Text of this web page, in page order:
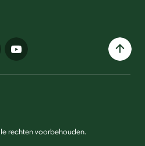
rechten voorbehouden.